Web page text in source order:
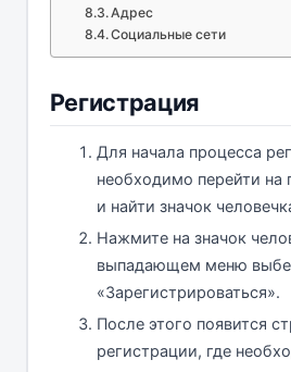
Адрес
Социальные сети
Регистрация
Для начала процесса
необходимо перейти на
и найти значок
Нажмите на значок
выпадающем меню
«Зарегистрироваться».
После этого появится
регистрации, где